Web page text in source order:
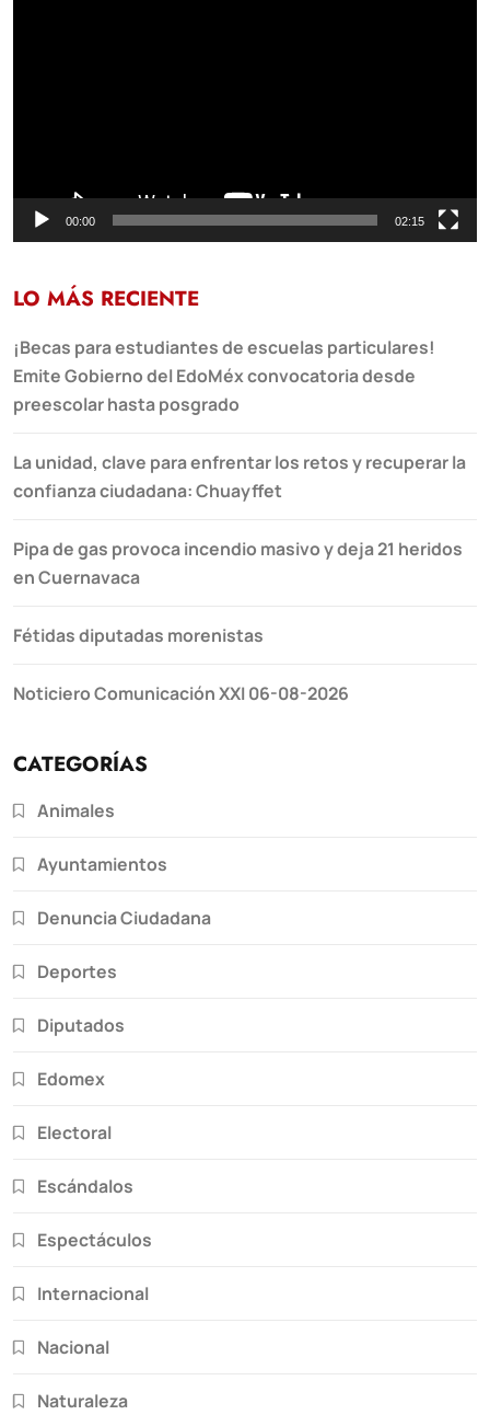
00:00 02:15
LO MÁS RECIENTE
¡Becas para estudiantes de escuelas particulares!
Emite Gobierno del EdoMéx convocatoria desde
preescolar hasta posgrado
La unidad, clave para enfrentar los retos y recuperar la
confianza ciudadana: Chuayffet
Pipa de gas provoca incendio masivo y deja 21 heridos
en Cuernavaca
Fétidas diputadas morenistas
Noticiero Comunicación XXI 06-08-2026
CATEGORÍAS
Animales
Ayuntamientos
Denuncia Ciudadana
Deportes
Diputados
Edomex
Electoral
Escándalos
Espectáculos
Internacional
Nacional
Naturaleza